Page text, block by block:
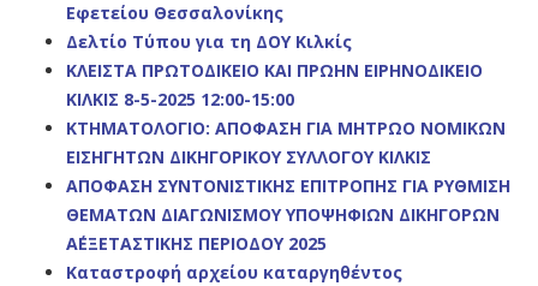
Εφετείου Θεσσαλονίκης
Δελτίο Τύπου για τη ΔΟΥ Κιλκίς
ΚΛΕΙΣΤΑ ΠΡΩΤΟΔΙΚΕΙΟ ΚΑΙ ΠΡΩΗΝ ΕΙΡΗΝΟΔΙΚΕΙΟ
ΚΙΛΚΙΣ 8-5-2025 12:00-15:00
ΚΤΗΜΑΤΟΛΟΓΙΟ: ΑΠΟΦΑΣΗ ΓΙΑ ΜΗΤΡΩΟ ΝΟΜΙΚΩΝ
ΕΙΣΗΓΗΤΩΝ ΔΙΚΗΓΟΡΙΚΟΥ ΣΥΛΛΟΓΟΥ ΚΙΛΚΙΣ
ΑΠΟΦΑΣΗ ΣΥΝΤΟΝΙΣΤΙΚΗΣ ΕΠΙΤΡΟΠΗΣ ΓΙΑ ΡΥΘΜΙΣΗ
ΘΕΜΑΤΩΝ ΔΙΑΓΩΝΙΣΜΟΥ ΥΠΟΨΗΦΙΩΝ ΔΙΚΗΓΟΡΩΝ
Α΄ΕΞΕΤΑΣΤΙΚΗΣ ΠΕΡΙΟΔΟΥ 2025
Καταστροφή αρχείου καταργηθέντος